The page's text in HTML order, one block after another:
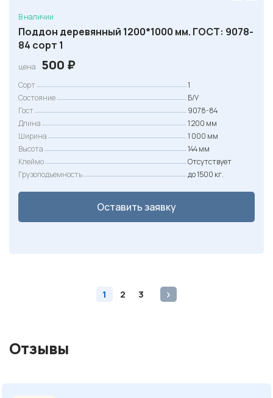
В наличии
Поддон деревянный 1200*1000 мм. ГОСТ: 9078-
84 сорт 1
цена 500 ₽
Сорт
1
Состояние
Б/У
Гост
9078-84
Длина
1 200 мм
Ширина
1 000 мм
Высота
144 мм
Клеймо
Отсутствует
Грузоподъемность
до 1500 кг.
Оставить заявку
1 2 3
Отзывы